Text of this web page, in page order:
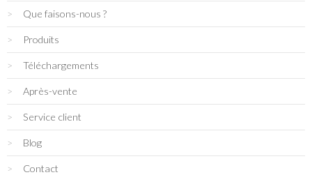
Que faisons-nous ?
Produits
Téléchargements
Après-vente
Service client
Blog
Contact